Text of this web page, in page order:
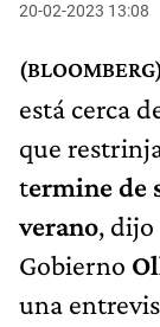
20-02-2023 13:08
está cerca
que
termine de
verano, dijo
Gobierno
una